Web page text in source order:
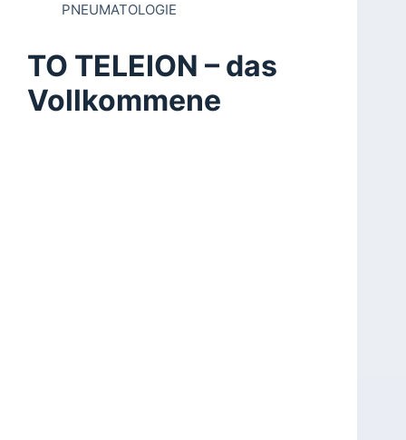
PNEUMATOLOGIE
TO TELEION – das
Vollkommene